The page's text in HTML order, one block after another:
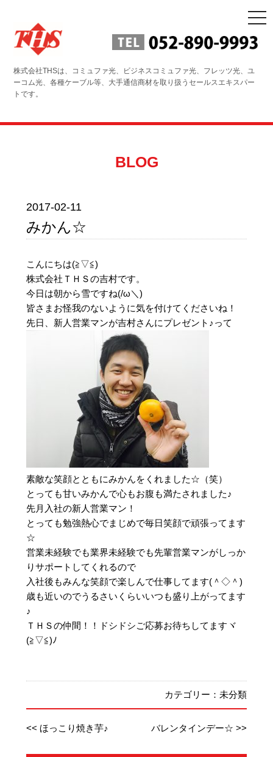
株式会社THSは、コミュファ光、ビジネスコミュファ光、フレッツ光、ユ
ーコム光、各種ケーブル等、大手通信商材を取り扱うセールスエキスパー
トです。
BLOG
2017-02-11
みかん☆
こんにちは(≧▽≦)
株式会社ＴＨＳの吉村です。
今日は朝から雪ですね(/ω＼)
皆さまお怪我のないように気を付けてくださいね！
先日、新人営業マンが吉村さんにプレゼント♪って
素敵な笑顔とともにみかんをくれました☆（笑）
とっても甘いみかんで心もお腹も満たされました♪
先月入社の新人営業マン！
とっても勉強熱心でまじめで毎日笑顔で頑張ってます
☆
営業未経験でも業界未経験でも先輩営業マンがしっか
りサポートしてくれるので
入社後もみんな笑顔で楽しんで仕事してます(＾◇＾)
歳も近いのでうるさいくらいいつも盛り上がってます
♪
ＴＨＳの仲間！！ドシドシご応募お待ちしてますヾ
(≧▽≦)ﾉ
カテゴリー：未分類
<< ほっこり焼き芋♪ バレンタインデー☆ >>